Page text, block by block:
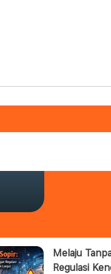
Melaju
Regulasi